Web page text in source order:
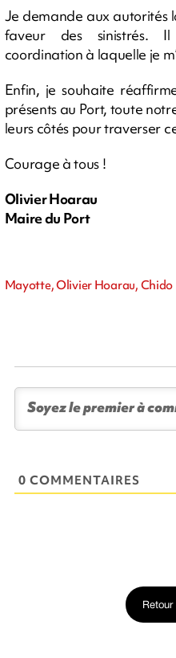
Je demande aux autorités
faveur des sinistrés. Il
coordination à laquelle je
Enfin, je souhaite
présents au Port, toute
leurs côtés pour traverser
Courage à tous !
Olivier Hoarau
Maire du Port
Mayotte, Olivier Hoarau, Chido
0 COMMENTAIRES
Retour